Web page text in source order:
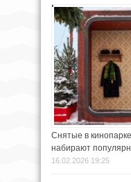
Снятые в
набирают
16.02.2026 19:25